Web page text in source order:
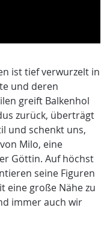
ist tief verwurzelt in
und deren
greift Balkenhol
zurück, überträgt
und schenkt uns,
Milo, eine
Göttin. Auf höchst
seine Figuren
eine große Nähe zu
immer auch wir